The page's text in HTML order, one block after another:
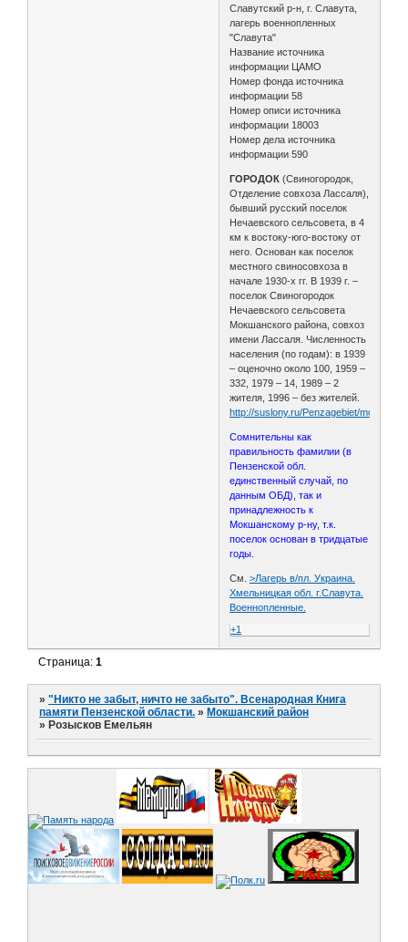
Славутский р-н, г. Славута,
лагерь военнопленных
"Славута"
Название источника
информации ЦАМО
Номер фонда источника
информации 58
Номер описи источника
информации 18003
Номер дела источника
информации 590
ГОРОДОК (Свиногородок,
Отделение совхоза Лассаля),
бывший русский поселок
Нечаевского сельсовета, в 4
км к востоку-юго-востоку от
него. Основан как поселок
местного свиносовхоза в
начале 1930-х гг. В 1939 г. –
поселок Свиногородок
Нечаевского сельсовета
Мокшанского района, совхоз
имени Лассаля. Численность
населения (по годам): в 1939
– оценочно около 100, 1959 –
332, 1979 – 14, 1989 – 2
жителя, 1996 – без жителей.
http://suslony.ru/Penzagebiet/
Сомнительны как
правильность фамилии (в
Пензенской обл.
единственный случай, по
данным ОБД), так и
принадлежность к
Мокшанскому р-ну, т.к.
поселок основан в тридцатые
годы.
См.>Лагерь в/пл. Украина.
Хмельницкая обл. г.Славута.
Военнопленные.
+1
Страница:1
»"Никто не забыт, ничто не забыто". Всенародная Книга
памяти Пензенской области. » Мокшанский район
» Розысков Емельян